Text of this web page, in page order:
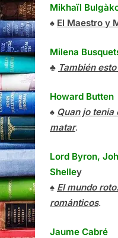
Mikhaïl
♠ El Maestro y
Milena
♣ También
Howard Butten
♠ Quan jo
matar.
Lord Byron,
Shelley
♠ El mundo
románticos.
Jaume Cabré